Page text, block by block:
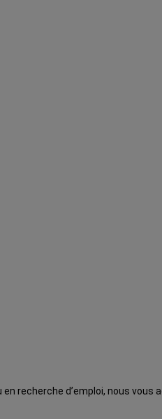
recherche d’emploi, nous vous